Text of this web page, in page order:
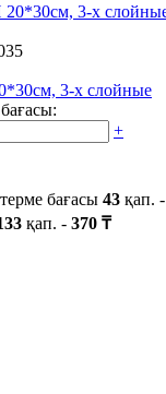
3-х слойные
+
бағасы 43 қап. -
қап. - 370 ₸